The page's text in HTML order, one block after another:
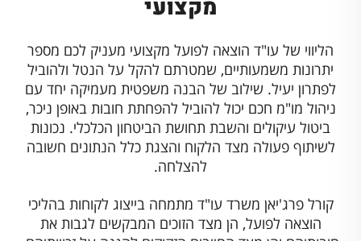
מקצועי
הליווי של עו"ד הוצאה לפועל מקצועי מעניק לכם מספר
יתרונות משמעותיים, שמטרתם להקל על הנטל ולהוביל
לפתרון יעיל. שילוב של הבנה משפטית מעמיקה יחד עם
ניהול מו"מ חכם יכול להוביל להפחתת חובות באופן ניכר,
ביטול עיקולים והשבת תחושת הביטחון הכלכלי. נכונות
לשיתוף פעולה מצד הלקוח והצגת כלל הנתונים חשובה
להצלחה.
קורל פרג'יאן משרד עו"ד מתמחה בייצוג לקוחות בהליכי
הוצאה לפועל, הן מצד הזוכים המבקשים לגבות את